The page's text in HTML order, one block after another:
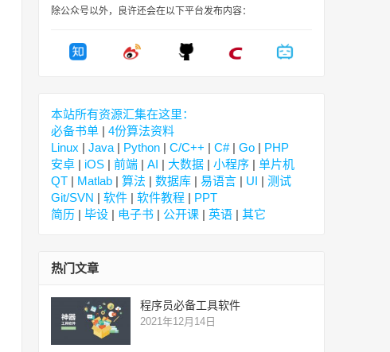
除公众号以外，良许还会在以下平台发布内容：
本站所有资源汇集在这里：
必备书单 | 4份算法资料
Linux | Java | Python | C/C++ | C#| Go | PHP
安卓 | iOS | 前端 | AI | 大数据 | 小程序 | 单片机
QT | Matlab | 算法 | 数据库 | 易语言 | UI | 测试
Git/SVN | 软件 | 软件教程 | PPT
简历 | 毕设 | 电子书 | 公开课 | 英语 | 其它
热门文章
程序员必备工具软件
2021年12月14日